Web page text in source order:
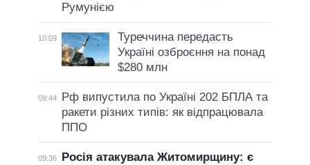
Румунією
10:09
Туреччина передасть
Україні озброєння на понад
$280 млн
09:44
Рф випустила по Україні 202 БПЛА та
ракети різних типів: як відпрацювала
ППО
09:36
Росія атакувала Житомирщину: є